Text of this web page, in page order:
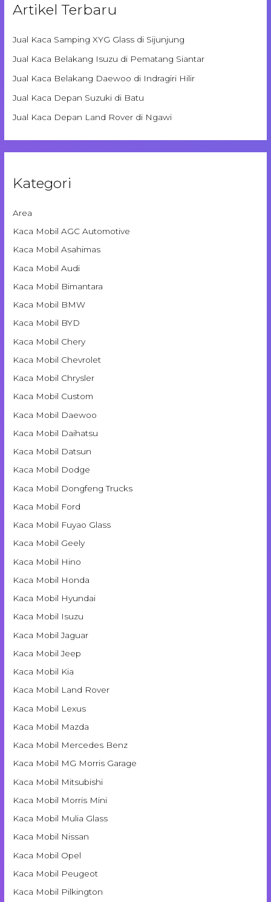
Artikel Terbaru
Jual Kaca Samping XYG Glass di Sijunjung
Jual Kaca Belakang Isuzu di Pematang Siantar
Jual Kaca Belakang Daewoo di Indragiri Hilir
Jual Kaca Depan Suzuki di Batu
Jual Kaca Depan Land Rover di Ngawi
Kategori
Area
Kaca Mobil AGC Automotive
Kaca Mobil Asahimas
Kaca Mobil Audi
Kaca Mobil Bimantara
Kaca Mobil BMW
Kaca Mobil BYD
Kaca Mobil Chery
Kaca Mobil Chevrolet
Kaca Mobil Chrysler
Kaca Mobil Custom
Kaca Mobil Daewoo
Kaca Mobil Daihatsu
Kaca Mobil Datsun
Kaca Mobil Dodge
Kaca Mobil Dongfeng Trucks
Kaca Mobil Ford
Kaca Mobil Fuyao Glass
Kaca Mobil Geely
Kaca Mobil Hino
Kaca Mobil Honda
Kaca Mobil Hyundai
Kaca Mobil Isuzu
Kaca Mobil Jaguar
Kaca Mobil Jeep
Kaca Mobil Kia
Kaca Mobil Land Rover
Kaca Mobil Lexus
Kaca Mobil Mazda
Kaca Mobil Mercedes Benz
Kaca Mobil MG Morris Garage
Kaca Mobil Mitsubishi
Kaca Mobil Morris Mini
Kaca Mobil Mulia Glass
Kaca Mobil Nissan
Kaca Mobil Opel
Kaca Mobil Peugeot
Kaca Mobil Pilkington